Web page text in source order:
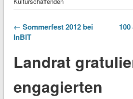
← Sommerfest 2012 bei
InBIT
Landrat
engagierten